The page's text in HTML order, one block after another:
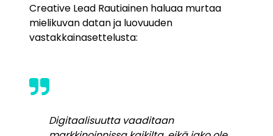
Creative Lead Rautiainen haluaa murtaa
mielikuvan datan ja luovuuden
vastakkainasettelusta:
Digitaalisuutta vaaditaan